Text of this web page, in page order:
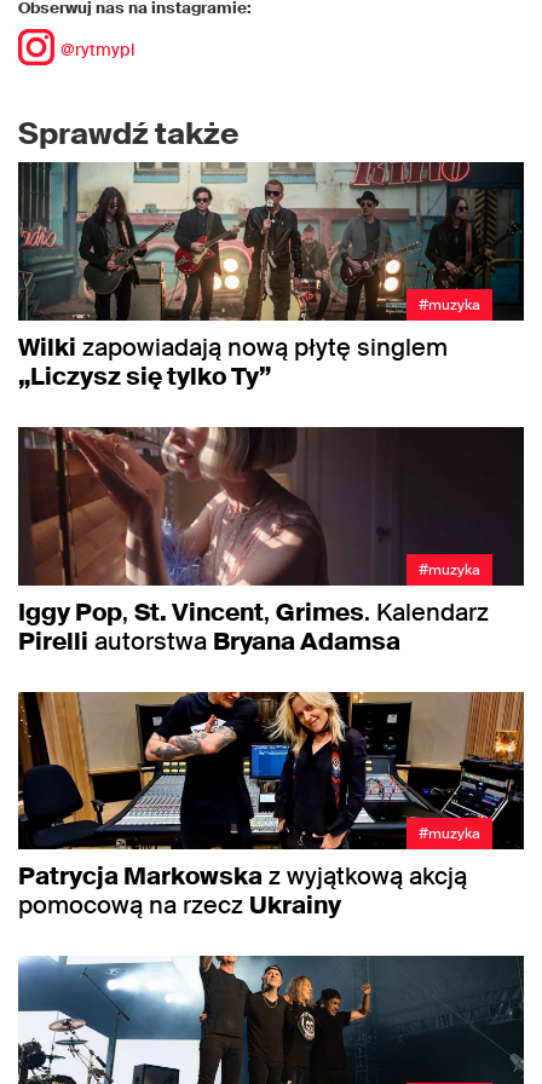
Obserwuj nas na instagramie:
@rytmypl
Sprawdź także
#muzyka
Wilki zapowiadają nową płytę singlem
„Liczysz się tylko Ty”
#muzyka
Iggy Pop, St. Vincent, Grimes. Kalendarz
Pirelli autorstwa Bryana Adamsa
#muzyka
Patrycja Markowskaz wyjątkową akcją
pomocową na rzecz Ukrainy